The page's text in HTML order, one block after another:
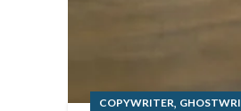
COPYWRITER,